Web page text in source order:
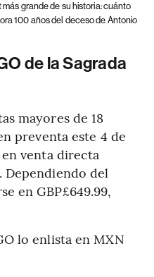
grande de su historia: cuánto
100 años del deceso de Antonio
de la Sagrada
mayores de 18
preventa este 4 de
venta directa
Dependiendo del
en GBP£649.99,
lo enlista en MXN